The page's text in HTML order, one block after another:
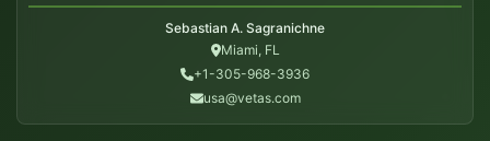
Sebastian A. Sagranichne
Miami, FL
+1-305-968-3936
usa@vetas.com